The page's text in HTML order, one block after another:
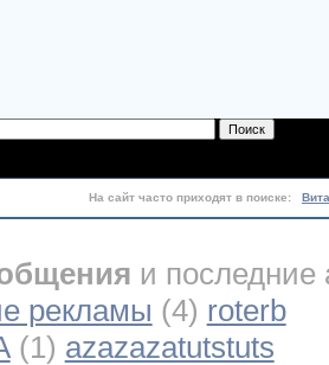
На сайт часто приходят в поиске:
и последние
рекламы (4) roterb
(1) azazazatutstuts